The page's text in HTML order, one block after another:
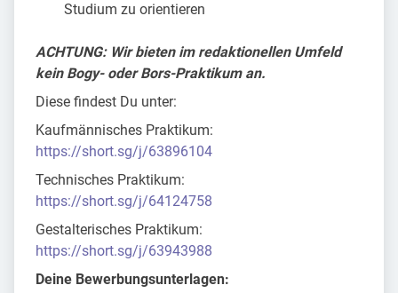
Studium zu orientieren
ACHTUNG: Wir bieten im redaktionellen Umfeld
kein Bogy- oder Bors-Praktikum an.
Diese findest Du unter:
Kaufmännisches Praktikum:
https://short.sg/j/63896104
Technisches Praktikum:
https://short.sg/j/64124758
Gestalterisches Praktikum:
https://short.sg/j/63943988
Deine Bewerbungsunterlagen: